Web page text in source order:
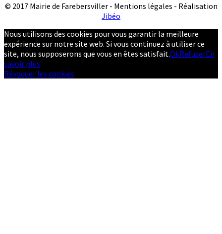
© 2017 Mairie de Farebersviller - Mentions légales - Réalisation
Jibéo
Nous utilisons des cookies pour vous garantir la meilleure
expérience sur notre site web. Si vous continuez à utiliser ce
site, nous supposerons que vous en êtes satisfait.OkRefuserEn
savoir plus
Révoquer les cookies